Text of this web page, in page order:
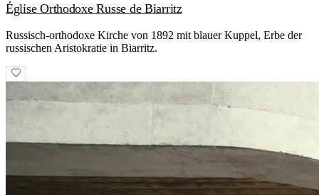
Église Orthodoxe Russe de Biarritz
Russisch-orthodoxe Kirche von 1892 mit blauer Kuppel, Erbe der
russischen Aristokratie in Biarritz.